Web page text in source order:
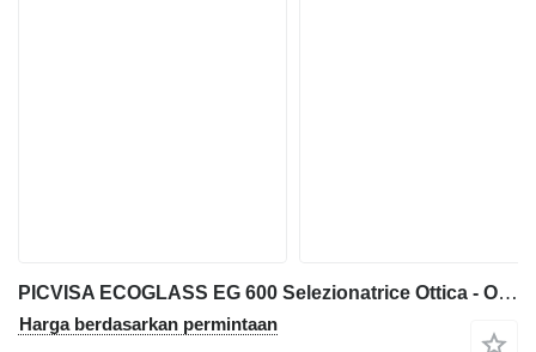
PICVISA ECOGLASS EG 600 Selezionatrice Ottica - Optical Sor
Harga berdasarkan permintaan